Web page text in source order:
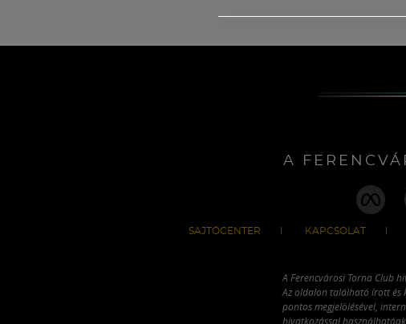
A
SAJTÓCENTER KAPCSOLAT
A Ferencvárosi Torna Club
Az oldalon található írott és
pontos megjelölésével,
hivatkozással használhatóak